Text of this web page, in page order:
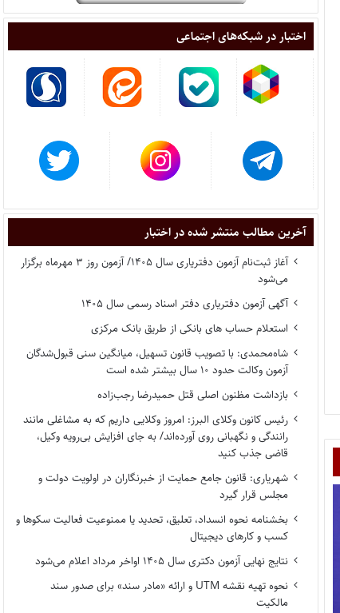
اختبار در شبکه‌های اجتماعی
آخرین مطالب منتشر شده در اختبار
آغاز ثبت‌نام آزمون دفتریاری سال ۱۴۰۵/ آزمون روز ۳ مهرماه برگزار
می‌شود
آگهی آزمون دفتریاری دفتر اسناد رسمی سال ۱۴۰۵
استعلام حساب های بانکی از طریق بانک مرکزی
شاه‌محمدی: با تصویب قانون تسهیل، میانگین سنی قبول‌شدگان
آزمون وکالت حدود ۱۰ سال بیشتر شده است
بازداشت مظنون اصلی قتل حمیدرضا رجب‌زاده
رئیس کانون وکلای البرز: امروز وکلایی داریم که به مشاغلی مانند
رانندگی و نگهبانی روی آورده‌اند/ به جای افزایش بی‌رویه وکیل،
قاضی جذب کنید
شهریاری: قانون جامع حمایت از خبرنگاران در اولویت دولت و
مجلس قرار گیرد
بخشنامه نحوه انسداد، تعلیق، تحدید یا ممنوعیت فعالیت سکوها و
کسب و کارهای دیجیتال
نتایج نهایی آزمون دکتری سال ۱۴۰۵ اواخر مرداد اعلام می‌شود
نحوه تهیه نقشه UTM و ارائه «مادر سند» برای صدور سند
مالکیت